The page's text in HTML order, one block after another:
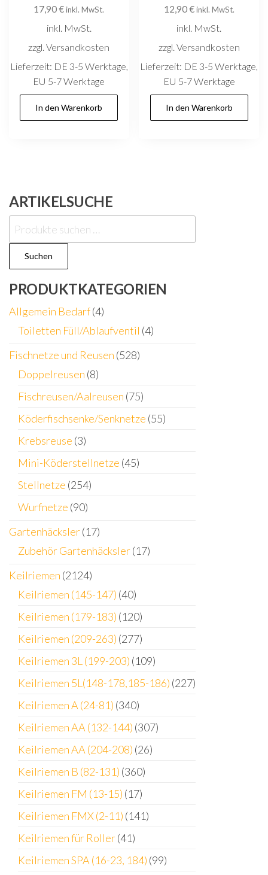
17,90€ inkl. MwSt.
inkl. MwSt.
zzgl. Versandkosten
Lieferzeit: DE 3-5 Werktage,
EU 5-7 Werktage
In den Warenkorb
12,90€ inkl. MwSt.
inkl. MwSt.
zzgl. Versandkosten
Lieferzeit: DE 3-5 Werktage,
EU 5-7 Werktage
In den Warenkorb
ARTIKELSUCHE
Suchen
nach:
Suchen
PRODUKTKATEGORIEN
Allgemein Bedarf(4)
Toiletten Füll/Ablaufventil (4)
Fischnetze und Reusen (528)
Doppelreusen (8)
Fischreusen/Aalreusen (75)
Köderfischsenke/Senknetze (55)
Krebsreuse (3)
Mini-Köderstellnetze (45)
Stellnetze (254)
Wurfnetze (90)
Gartenhäcksler(17)
Zubehör Gartenhäcksler(17)
Keilriemen (2124)
Keilriemen (145-147) (40)
Keilriemen (179-183) (120)
Keilriemen (209-263) (277)
Keilriemen 3L (199-203) (109)
Keilriemen 5L(148-178,185-186) (227)
Keilriemen A (24-81) (340)
Keilriemen AA (132-144) (307)
Keilriemen AA (204-208) (26)
Keilriemen B (82-131) (360)
Keilriemen FM (13-15) (17)
Keilriemen FMX (2-11) (141)
Keilriemen für Roller(41)
Keilriemen SPA (16-23, 184) (99)